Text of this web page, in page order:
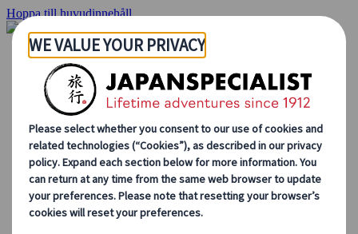
Hoppa till huvudinnehåll
Hemsidan
Resor
Individuellt resande
Gruppresor
Semester med självkörning
Utflykter
Skräddarsydda gruppresor
Japan Rail Pass
Hur vi arbetar
Om oss
Vårt team
Bli en del av vårt team